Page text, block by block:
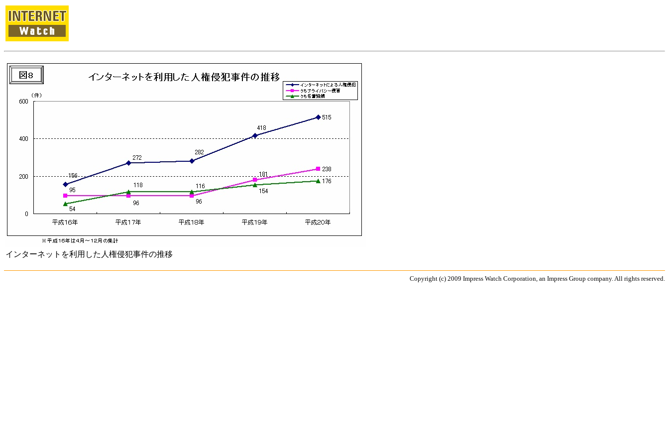
インターネットを利用した人権侵犯事件の推移
Copyright (c) 2009 Impress Watch Corporation, an Impress Group company. All rights reserved.